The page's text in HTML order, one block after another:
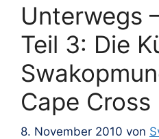
Unterwegs
Teil 3: Die
Cape Cross
8. November 2010 von